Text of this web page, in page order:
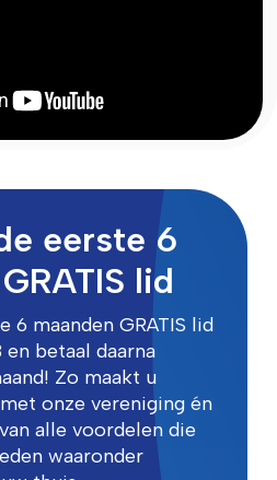
eerste 6
lid
6 maanden GRATIS lid
betaal daarna
Zo maakt u
onze vereniging én
alle voordelen die
waaronder